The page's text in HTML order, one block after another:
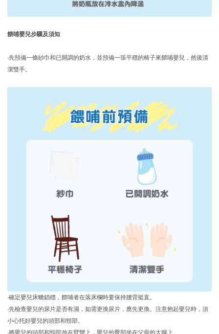
餵哺嬰兒步驟及須知
‧先預備一條紗巾和已開調的奶水，並預備一張平穩的椅子來餵哺嬰兒，然後清
潔雙手。
‧確定嬰兒床轆鎖穩，餵哺者在落床欄時要保持腰背挺直。
‧先檢查嬰兒的尿片是否有濕，如需更換尿片，應先更換。注意抱起嬰兒時，須
小心托好嬰兒的頭部和頸部。